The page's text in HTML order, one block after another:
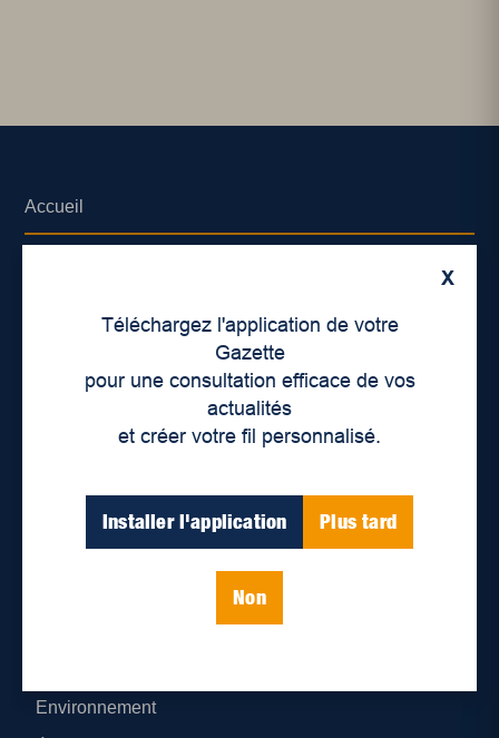
X
Téléchargez l'application de votre
Gazette
pour une consultation efficace de vos
actualités
et créer votre fil personnalisé.
Installer l'application Plus tard
Non
Accueil
Déontologie et confidentialité
Parutions numériques
Environnement